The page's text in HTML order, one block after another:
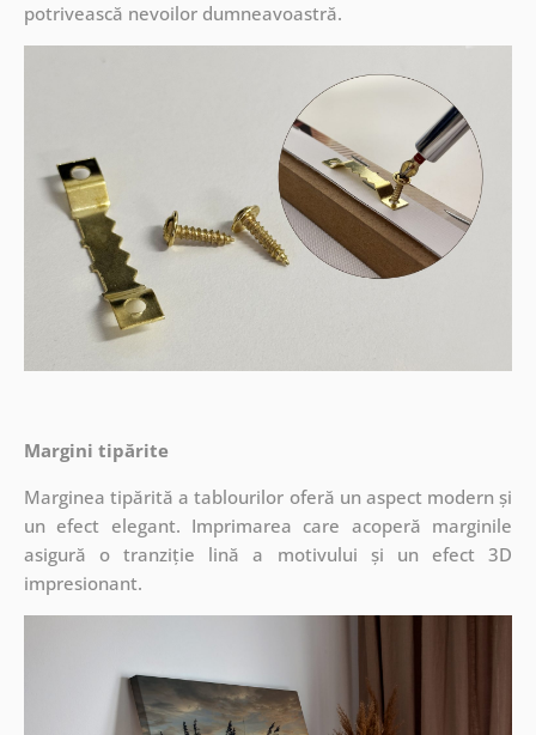
potrivească nevoilor dumneavoastră.
Margini tipărite
Marginea tipărită a tablourilor oferă un aspect modern și
un efect elegant. Imprimarea care acoperă marginile
asigură o tranziție lină a motivului și un efect 3D
impresionant.